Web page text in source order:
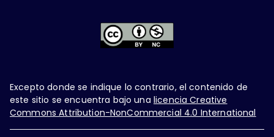
Excepto donde se indique lo contrario, el contenido de
este sitio se encuentra bajo una licencia Creative
Commons Attribution-NonCommercial 4.0 International